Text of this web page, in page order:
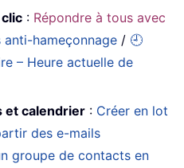
: Répondre à tous avec
anti-hameçonnage / 🕘
– Heure actuelle de
et calendrier : Créer en lot
des e-mails
groupe de contacts en